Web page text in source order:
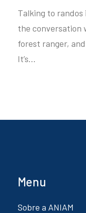
Talking to randos
the conversation
forest ranger,
It’s…
Menu
Sobre a ANIAM